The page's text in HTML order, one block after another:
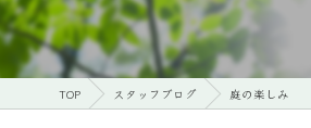
TOP スタッフブログ 庭の楽しみ